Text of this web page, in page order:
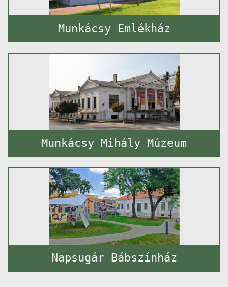
Munkácsy Emlékház
Munkácsy Mihály Múzeum
Napsugár Bábszínház